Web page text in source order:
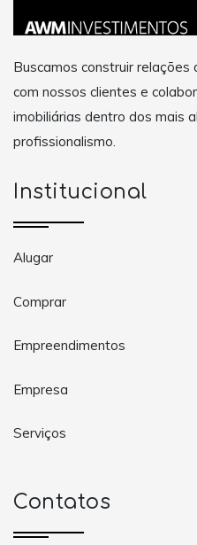
Buscamos construir relações
com nossos clientes e
imobiliárias dentro dos mais
profissionalismo.
Institucional
Alugar
Comprar
Empreendimentos
Empresa
Serviços
Contatos